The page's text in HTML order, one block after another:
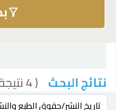
نتائج البحث ( 4 نتيجة)
ترتيب بواسطة: